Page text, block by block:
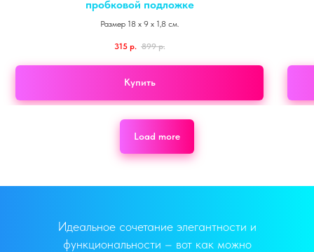
пробковой подложке
Размер 18 х 9 х 1,8 см.
315 р. 899 р.
Купить
Load more
Идеальное сочетание элегантности и
функциональности – вот как можно